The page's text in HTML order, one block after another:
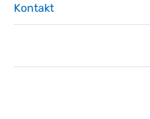
Kontakt